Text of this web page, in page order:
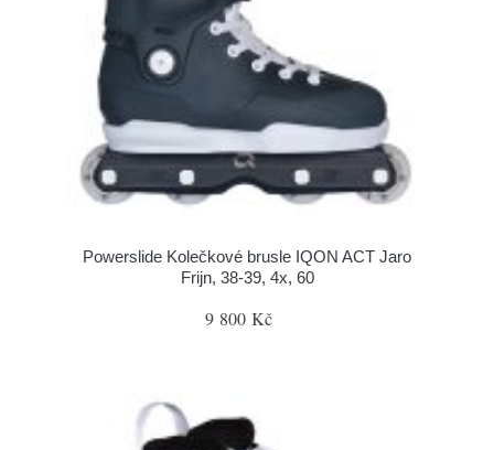
Powerslide Kolečkové brusle IQON ACT Jaro
Frijn, 38-39, 4x, 60
9 800 Kč